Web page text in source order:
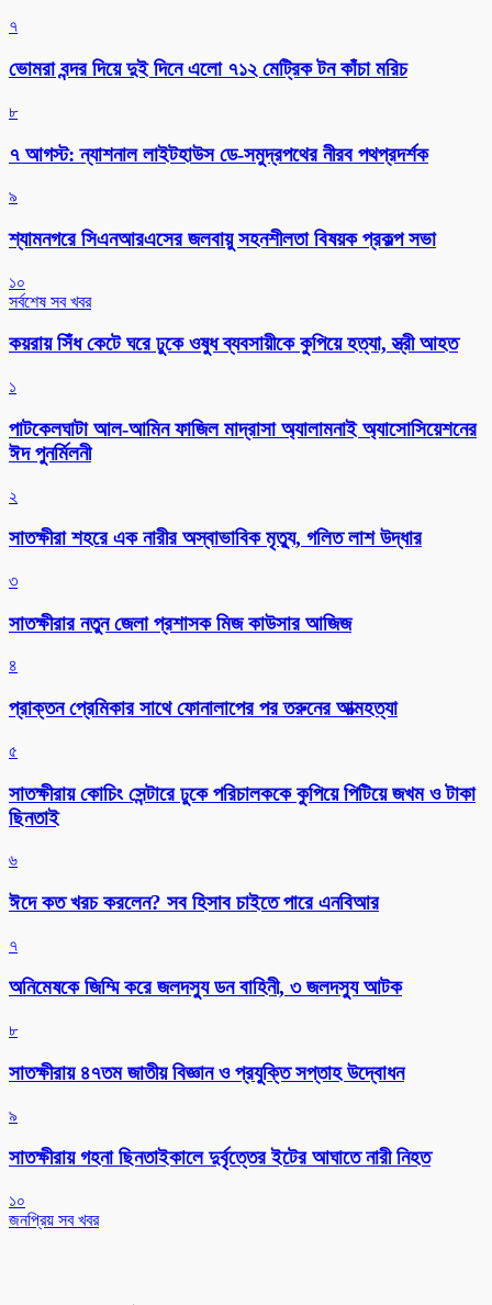
৭
ভোমরা বন্দর দিয়ে দুই দিনে এলো ৭১২ মেট্রিক টন কাঁচা মরিচ
৮
৭ আগস্ট: ন্যাশনাল লাইটহাউস ডে-সমুদ্রপথের নীরব পথপ্রদর্শক
৯
শ্যামনগরে সিএনআরএসের জলবায়ু সহনশীলতা বিষয়ক প্রকল্প সভা
১০
সর্বশেষ সব খবর
কয়রায় সিঁধ কেটে ঘরে ঢুকে ওষুধ ব্যবসায়ীকে কুপিয়ে হত্যা, স্ত্রী আহত
১
পাটকেলঘাটা আল-আমিন ফাজিল মাদ্রাসা অ্যালামনাই অ্যাসোসিয়েশনের
ঈদ পুনর্মিলনী
২
সাতক্ষীরা শহরে এক নারীর অস্বাভাবিক মৃত্যু, গলিত লাশ উদ্ধার
৩
সাতক্ষীরার নতুন জেলা প্রশাসক মিজ কাউসার আজিজ
৪
প্রাক্তন প্রেমিকার সাথে ফোনালাপের পর তরুনের আত্মহত্যা
৫
সাতক্ষীরায় কোচিং সেন্টারে ঢুকে পরিচালককে কুপিয়ে পিটিয়ে জখম ও টাকা
ছিনতাই
৬
ঈদে কত খরচ করলেন? সব হিসাব চাইতে পারে এনবিআর
৭
অনিমেষকে জিম্মি করে জলদস্যু ডন বাহিনী, ৩ জলদস্যু আটক
৮
সাতক্ষীরায় ৪৭তম জাতীয় বিজ্ঞান ও প্রযুক্তি সপ্তাহ উদ্বোধন
৯
সাতক্ষীরায় গহনা ছিনতাইকালে দুর্বৃত্তের ইটের আঘাতে নারী নিহত
১০
জনপ্রিয় সব খবর